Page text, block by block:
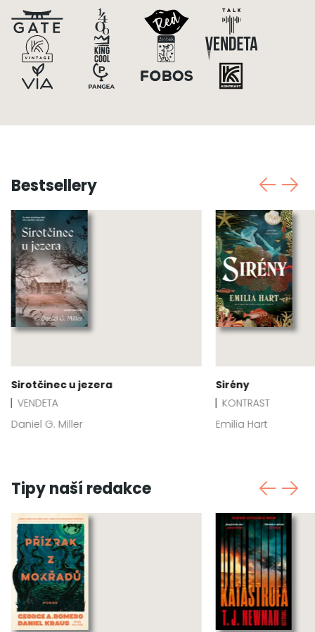
Bestsellery
Sirotčinec u jezera
VENDETA
Daniel G. Miller
Sirény
KONTRAST
Emilia Hart
Tipy naší redakce